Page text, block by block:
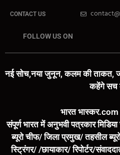
CONTACT US
FOLLOW US ON
नई सोच,नया जुनून, कलम की ताकत,
कहेंगे सच
भारत
संपूर्ण भारत में अनुभवी पत्रकार
ब्यूरो चीफ/ जिला प्रमुख/ तहसील
स्ट्रिंगर/ /छायाकार/ रिपोर्टर/